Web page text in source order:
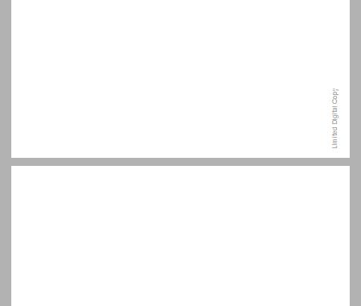
תוכן העניינים ... 7